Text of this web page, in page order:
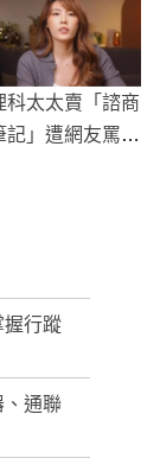
科太太賣「諮商
記」遭網友罵
握行蹤
、通聯